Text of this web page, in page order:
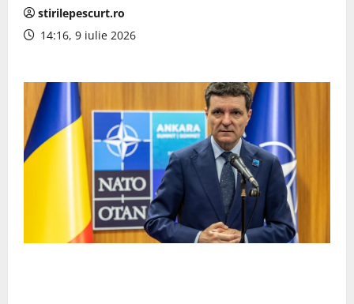
stirilepescurt.ro
14:16, 9 iulie 2026